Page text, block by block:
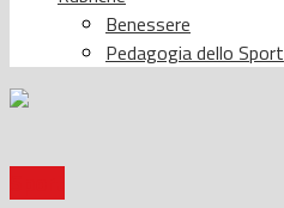
Benessere
Pedagogia dello Sport